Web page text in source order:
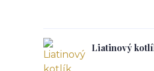
Liatinový